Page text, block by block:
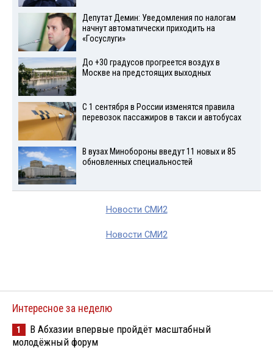
Депутат Демин: Уведомления по налогам
начнут автоматически приходить на
«Госуслуги»
До +30 градусов прогреется воздух в
Москве на предстоящих выходных
С 1 сентября в России изменятся правила
перевозок пассажиров в такси и автобусах
В вузах Минобороны введут 11 новых и 85
обновленных специальностей
Новости СМИ2
Новости СМИ2
Интересное за неделю
1
В Абхазии впервые пройдёт масштабный
молодёжный форум